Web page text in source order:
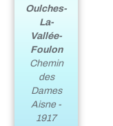
Oulches-
La-
Vallée-
Foulon
Chemin
des
Dames
Aisne -
1917